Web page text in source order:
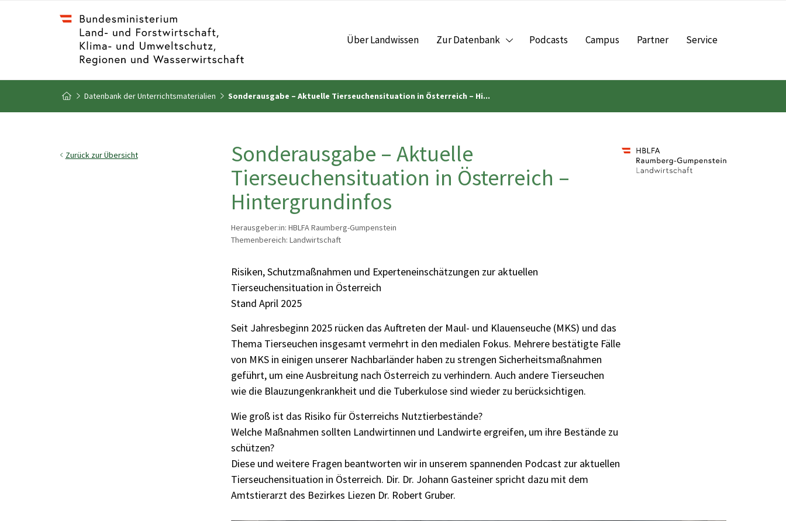
Zum Inhalt
Zum Inhaltsverzeichnis
Zur Startseite
Über Landwissen Zur Datenbank Podcasts Campus Partner Service
Datenbank der Unterrichtsmaterialien Sonderausgabe – Aktuelle Tierseuchensituation in Österreich – Hi...
Zurück zur Übersicht
Sonderausgabe – Aktuelle
Tierseuchensituation in Österreich –
Hintergrundinfos
Herausgeber:in: HBLFA Raumberg-Gumpenstein
Themenbereich: Landwirtschaft
Risiken, Schutzmaßnahmen und Experteneinschätzungen zur aktuellen
Tierseuchensituation in Österreich
Stand April 2025
Seit Jahresbeginn 2025 rücken das Auftreten der Maul- und Klauenseuche (MKS) und das
Thema Tierseuchen insgesamt vermehrt in den medialen Fokus. Mehrere bestätigte Fälle
von MKS in einigen unserer Nachbarländer haben zu strengen Sicherheitsmaßnahmen
geführt, um eine Ausbreitung nach Österreich zu verhindern. Auch andere Tierseuchen
wie die Blauzungenkrankheit und die Tuberkulose sind wieder zu berücksichtigen.
Wie groß ist das Risiko für Österreichs Nutztierbestände?
Welche Maßnahmen sollten Landwirtinnen und Landwirte ergreifen, um ihre Bestände zu
schützen?
Diese und weitere Fragen beantworten wir in unserem spannenden Podcast zur aktuellen
Tierseuchensituation in Österreich. Dir. Dr. Johann Gasteiner spricht dazu mit dem
Amtstierarzt des Bezirkes Liezen Dr. Robert Gruber.